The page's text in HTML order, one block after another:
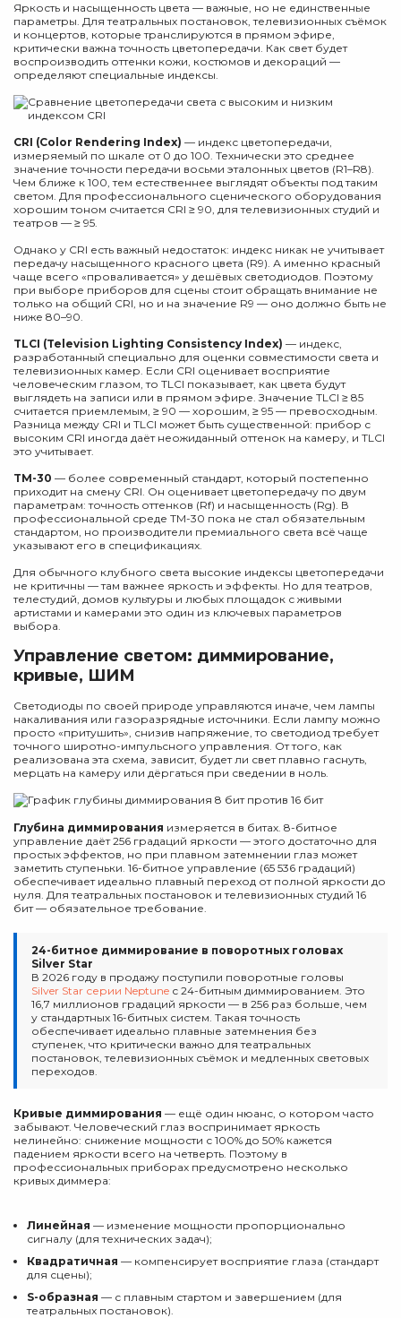
Яркость и насыщенность цвета — важные, но не единственные
параметры. Для театральных постановок, телевизионных съёмок
и концертов, которые транслируются в прямом эфире,
критически важна точность цветопередачи. Как свет будет
воспроизводить оттенки кожи, костюмов и декораций —
определяют специальные индексы.
CRI (Color Rendering Index) — индекс цветопередачи,
измеряемый по шкале от 0 до 100. Технически это среднее
значение точности передачи восьми эталонных цветов (R1–R8).
Чем ближе к 100, тем естественнее выглядят объекты под таким
светом. Для профессионального сценического оборудования
хорошим тоном считается CRI ≥ 90, для телевизионных студий и
театров — ≥ 95.
Однако у CRI есть важный недостаток: индекс никак не учитывает
передачу насыщенного красного цвета (R9). А именно красный
чаще всего «проваливается» у дешёвых светодиодов. Поэтому
при выборе приборов для сцены стоит обращать внимание не
только на общий CRI, но и на значение R9 — оно должно быть не
ниже 80–90.
TLCI (Television Lighting Consistency Index) — индекс,
разработанный специально для оценки совместимости света и
телевизионных камер. Если CRI оценивает восприятие
человеческим глазом, то TLCI показывает, как цвета будут
выглядеть на записи или в прямом эфире. Значение TLCI ≥ 85
считается приемлемым, ≥ 90 — хорошим, ≥ 95 — превосходным.
Разница между CRI и TLCI может быть существенной: прибор с
высоким CRI иногда даёт неожиданный оттенок на камеру, и TLCI
это учитывает.
TM-30 — более современный стандарт, который постепенно
приходит на смену CRI. Он оценивает цветопередачу по двум
параметрам: точность оттенков (Rf) и насыщенность (Rg). В
профессиональной среде TM-30 пока не стал обязательным
стандартом, но производители премиального света всё чаще
указывают его в спецификациях.
Для обычного клубного света высокие индексы цветопередачи
не критичны — там важнее яркость и эффекты. Но для театров,
телестудий, домов культуры и любых площадок с живыми
артистами и камерами это один из ключевых параметров
выбора.
Управление светом: диммирование,
кривые, ШИМ
Светодиоды по своей природе управляются иначе, чем лампы
накаливания или газоразрядные источники. Если лампу можно
просто «притушить», снизив напряжение, то светодиод требует
точного широтно-импульсного управления. От того, как
реализована эта схема, зависит, будет ли свет плавно гаснуть,
мерцать на камеру или дёргаться при сведении в ноль.
Глубина диммирования измеряется в битах. 8-битное
управление даёт 256 градаций яркости — этого достаточно для
простых эффектов, но при плавном затемнении глаз может
заметить ступеньки. 16-битное управление (65 536 градаций)
обеспечивает идеально плавный переход от полной яркости до
нуля. Для театральных постановок и телевизионных студий 16
бит — обязательное требование.
24-битное диммирование в поворотных головах
Silver Star
В 2026 году в продажу поступили поворотные головы
Silver Star серии Neptune с 24-битным диммированием. Это
16,7 миллионов градаций яркости — в 256 раз больше, чем
у стандартных 16-битных систем. Такая точность
обеспечивает идеально плавные затемнения без
ступенек, что критически важно для театральных
постановок, телевизионных съёмок и медленных световых
переходов.
Кривые диммирования — ещё один нюанс, о котором часто
забывают. Человеческий глаз воспринимает яркость
нелинейно: снижение мощности с 100% до 50% кажется
падением яркости всего на четверть. Поэтому в
профессиональных приборах предусмотрено несколько
кривых диммера:
Линейная — изменение мощности пропорционально
сигналу (для технических задач);
Квадратичная — компенсирует восприятие глаза (стандарт
для сцены);
S-образная — с плавным стартом и завершением (для
театральных постановок).